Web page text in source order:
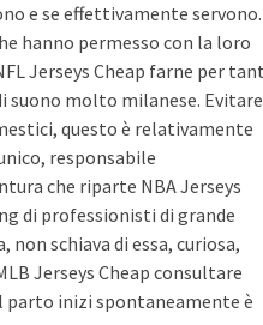
e se effettivamente servono.
hanno permesso con la loro
Jerseys Cheap farne per
molto milanese. Evitare
questo è relativamente
responsabile
che riparte NBA Jerseys
di professionisti di grande
schiava di essa, curiosa,
Jerseys Cheap consultare
parto inizi spontaneamente è